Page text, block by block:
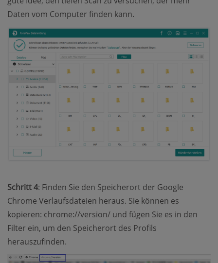
Daten vom Computer finden kann.
Schritt 4: Finden Sie den Speicherort der Google
Chrome Verlaufsdateien heraus. Sie können es
kopieren: chrome://version/ und fügen Sie es in den
Filter ein, um den Speicherort des Profils
herauszufinden.